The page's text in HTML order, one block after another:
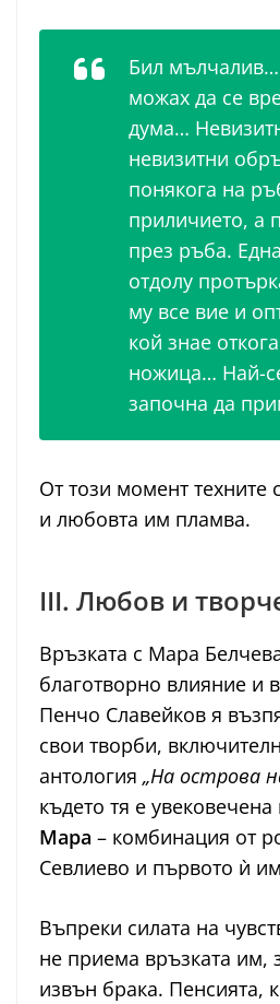
Бил
можах да се
дума…
невизитни
понякога на
приличието, а
през ръба.
отдолу
му все вие и
кой знае
ножица… Най-
започна да
От този момент техните
и любовта им пламва.
III. Любов и
Връзката с Мара
благотворно влияние и
Пенчо Славейков я
свои творби,
антология „На острова
където тя е
Мара – комбинация от
Севлиево и първото ѝ
Въпреки силата на
не приема връзката им,
извън брака. Пенсията,